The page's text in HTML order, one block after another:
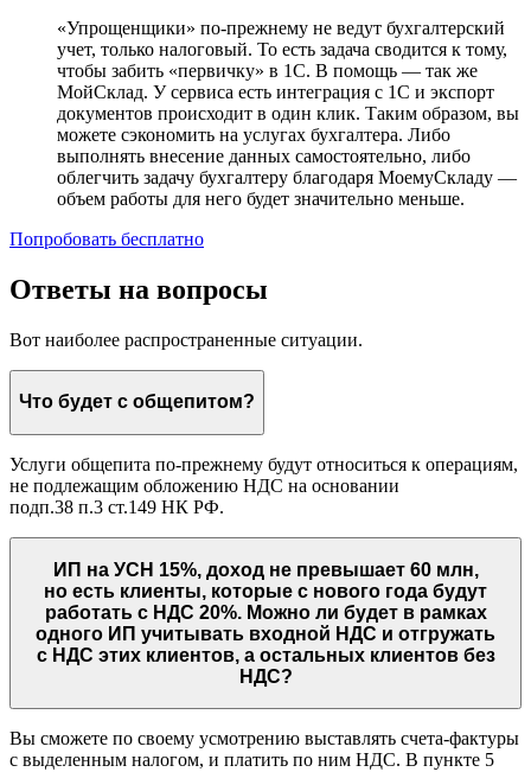
«Упрощенщики» по-прежнему не ведут бухгалтерский
учет, только налоговый. То есть задача сводится к тому,
чтобы забить «первичку» в 1С. В помощь — так же
МойСклад. У сервиса есть интеграция с 1С и экспорт
документов происходит в один клик. Таким образом, вы
можете сэкономить на услугах бухгалтера. Либо
выполнять внесение данных самостоятельно, либо
облегчить задачу бухгалтеру благодаря МоемуСкладу —
объем работы для него будет значительно меньше.
Попробовать бесплатно
Ответы на вопросы
Вот наиболее распространенные ситуации.
Что будет с общепитом?
Услуги общепита по-прежнему будут относиться к операциям,
не подлежащим обложению НДС на основании
подп.38 п.3 ст.149 НК РФ.
ИП на УСН 15%, доход не превышает 60 млн,
но есть клиенты, которые с нового года будут
работать с НДС 20%. Можно ли будет в рамках
одного ИП учитывать входной НДС и отгружать
с НДС этих клиентов, а остальных клиентов без
НДС?
Вы сможете по своему усмотрению выставлять счета-фактуры
с выделенным налогом, и платить по ним НДС. В пункте 5